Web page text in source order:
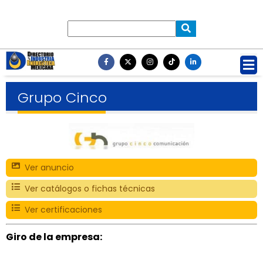
Grupo Cinco
Ver anuncio
Ver catálogos o fichas técnicas
Ver certificaciones
Giro de la empresa: